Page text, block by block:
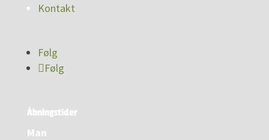
Kontakt
Følg
Følg
Åbningstider
Man